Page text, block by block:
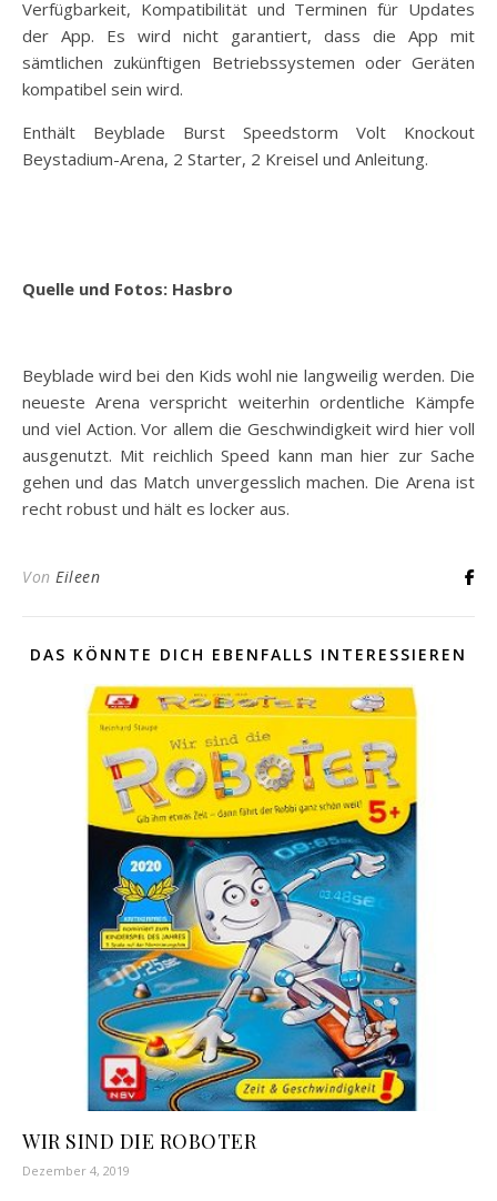
Verfügbarkeit, Kompatibilität und Terminen für Updates
der App. Es wird nicht garantiert, dass die App mit
sämtlichen zukünftigen Betriebssystemen oder Geräten
kompatibel sein wird.
Enthält Beyblade Burst Speedstorm Volt Knockout
Beystadium-Arena, 2 Starter, 2 Kreisel und Anleitung.
Quelle und Fotos: Hasbro
Beyblade wird bei den Kids wohl nie langweilig werden. Die
neueste Arena verspricht weiterhin ordentliche Kämpfe
und viel Action. Vor allem die Geschwindigkeit wird hier voll
ausgenutzt. Mit reichlich Speed kann man hier zur Sache
gehen und das Match unvergesslich machen. Die Arena ist
recht robust und hält es locker aus.
Von Eileen
DAS KÖNNTE DICH EBENFALLS INTERESSIEREN
WIR SIND DIE ROBOTER
Dezember 4, 2019